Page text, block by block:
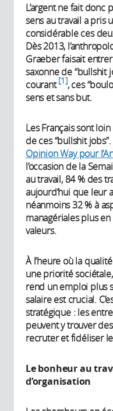
L’argent ne fait donc
sens au travail a pris
considérable ces
Dès 2013,
Graeber faisait
saxonne de “bullshit
courant 1 , ces
sens et sans but.
Les Français sont loin
de ces “bullshit
Opinion Way pour
l’occasion de la
au travail, 84 % des
aujourd’hui que leur
néanmoins 32 % à
managériales plus
valeurs.
À l’heure où la
une priorité
rend un emploi plus
salaire est crucial.
stratégique : les
peuvent y trouver
recruter et fidéliser
Le bonheur au
d’organisation